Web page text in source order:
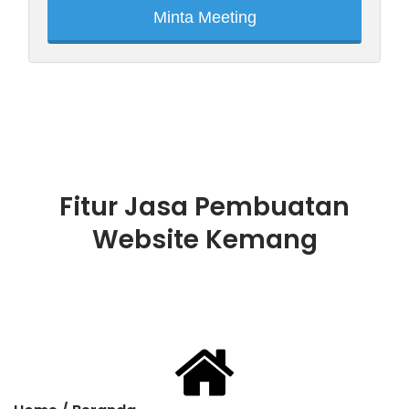
Minta Meeting
Fitur Jasa Pembuatan
Website Kemang